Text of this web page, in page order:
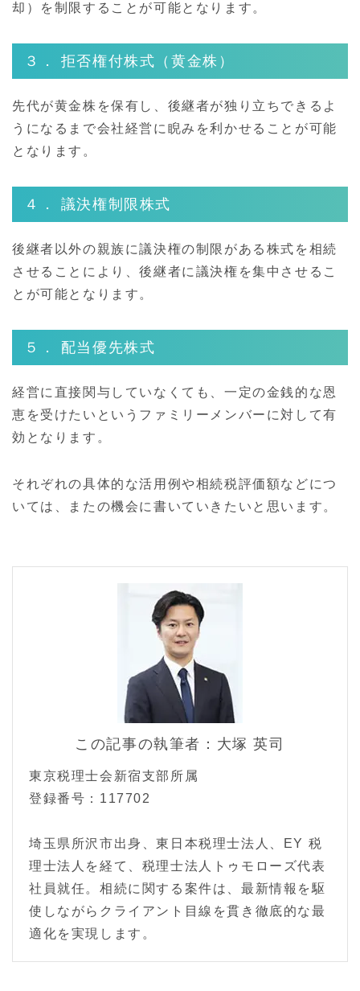
却）を制限することが可能となります。
３． 拒否権付株式（黄金株）
先代が黄金株を保有し、後継者が独り立ちできるよ
うになるまで会社経営に睨みを利かせることが可能
となります。
４． 議決権制限株式
後継者以外の親族に議決権の制限がある株式を相続
させることにより、後継者に議決権を集中させるこ
とが可能となります。
５． 配当優先株式
経営に直接関与していなくても、一定の金銭的な恩
恵を受けたいというファミリーメンバーに対して有
効となります。
それぞれの具体的な活用例や相続税評価額などにつ
いては、またの機会に書いていきたいと思います。
この記事の執筆者：大塚 英司
東京税理士会新宿支部所属
登録番号：117702
埼玉県所沢市出身、東日本税理士法人、EY 税
理士法人を経て、税理士法人トゥモローズ代表
社員就任。相続に関する案件は、最新情報を駆
使しながらクライアント目線を貫き徹底的な最
適化を実現します。